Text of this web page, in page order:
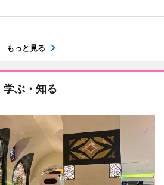
もっと見る
学ぶ・知る